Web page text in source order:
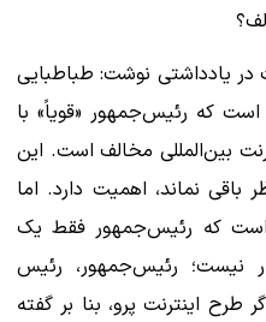
در یادداشتی نوشت: طباطبایی
که رئیس‌جمهور «قویاً» با
بین‌المللی مخالف است. این
باقی نماند، اهمیت دارد. اما
که رئیس‌جمهور فقط یک
نیست؛ رئیس‌جمهور، رئیس
اینترنت پرو، بنا بر گفته